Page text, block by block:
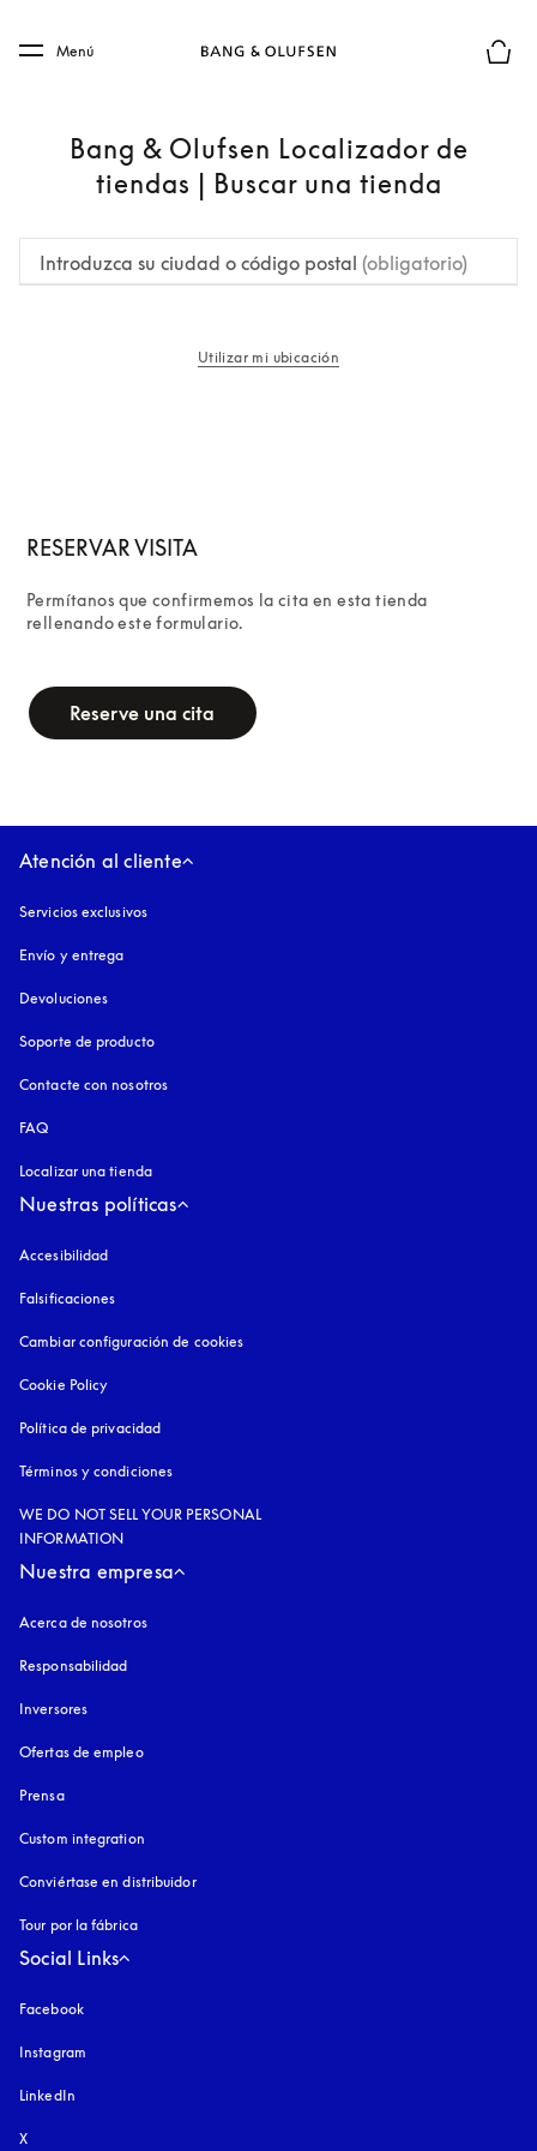
Skip to main footer
Menú
Bang & Olufsen Localizador de
tiendas | Buscar una tienda
Introduzca su ciudad o código postal (obligatorio)
Utilizar mi ubicación
RESERVAR VISITA
Permítanos que confirmemos la cita en esta tienda
rellenando este formulario.
Reserve una cita
Atención al cliente
Servicios exclusivos
Envío y entrega
Devoluciones
Soporte de producto
Contacte con nosotros
FAQ
Localizar una tienda
Nuestras políticas
Accesibilidad
Falsificaciones
Cambiar configuración de cookies
Cookie Policy
Política de privacidad
Términos y condiciones
WE DO NOT SELL YOUR PERSONAL
INFORMATION
Nuestra empresa
Acerca de nosotros
Responsabilidad
Inversores
Ofertas de empleo
Prensa
Custom integration
Conviértase en distribuidor
Tour por la fábrica
Social Links
Facebook
Instagram
LinkedIn
X